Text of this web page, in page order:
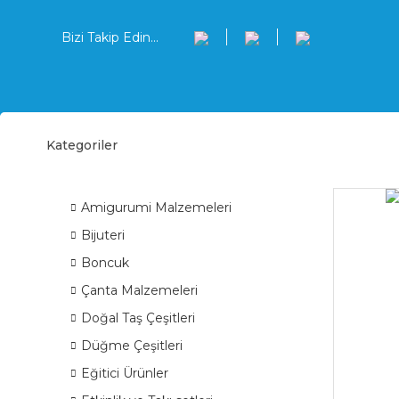
Bizi Takip Edin...
Kategoriler
ÜRÜN GRUPLARI
Amigurumi Malzemeleri
Bijuteri
Boncuk
Çanta Malzemeleri
Doğal Taş Çeşitleri
Düğme Çeşitleri
Eğitici Ürünler